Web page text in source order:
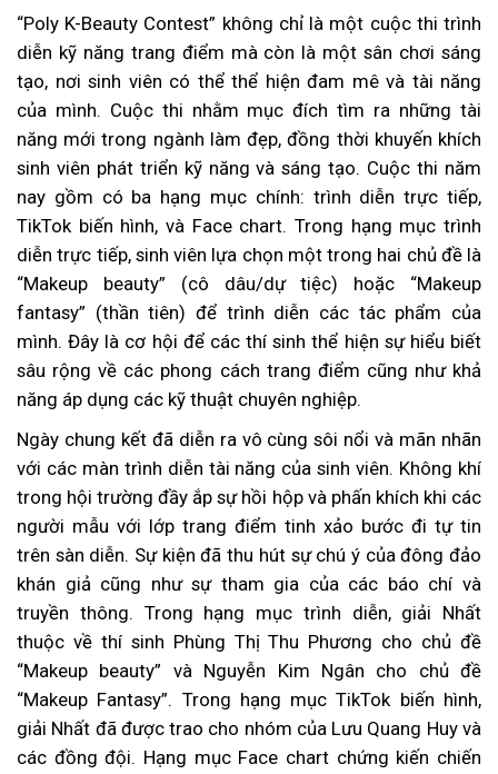
“Poly K-Beauty Contest” không chỉ là một cuộc thi trình
diễn kỹ năng trang điểm mà còn là một sân chơi sáng
tạo, nơi sinh viên có thể thể hiện đam mê và tài năng
của mình. Cuộc thi nhằm mục đích tìm ra những tài
năng mới trong ngành làm đẹp, đồng thời khuyến khích
sinh viên phát triển kỹ năng và sáng tạo. Cuộc thi năm
nay gồm có ba hạng mục chính: trình diễn trực tiếp,
TikTok biến hình, và Face chart. Trong hạng mục trình
diễn trực tiếp, sinh viên lựa chọn một trong hai chủ đề là
“Makeup beauty” (cô dâu/dự tiệc) hoặc “Makeup
fantasy” (thần tiên) để trình diễn các tác phẩm của
mình. Đây là cơ hội để các thí sinh thể hiện sự hiểu biết
sâu rộng về các phong cách trang điểm cũng như khả
năng áp dụng các kỹ thuật chuyên nghiệp.
Ngày chung kết đã diễn ra vô cùng sôi nổi và mãn nhãn
với các màn trình diễn tài năng của sinh viên. Không khí
trong hội trường đầy ắp sự hồi hộp và phấn khích khi các
người mẫu với lớp trang điểm tinh xảo bước đi tự tin
trên sàn diễn. Sự kiện đã thu hút sự chú ý của đông đảo
khán giả cũng như sự tham gia của các báo chí và
truyền thông. Trong hạng mục trình diễn, giải Nhất
thuộc về thí sinh Phùng Thị Thu Phương cho chủ đề
“Makeup beauty” và Nguyễn Kim Ngân cho chủ đề
“Makeup Fantasy”. Trong hạng mục TikTok biến hình,
giải Nhất đã được trao cho nhóm của Lưu Quang Huy và
các đồng đội. Hạng mục Face chart chứng kiến chiến